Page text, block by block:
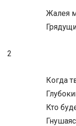
Жалея мир,
Грядущих
2
Когда твое
Глубокими
Кто будет
Гнушаясь